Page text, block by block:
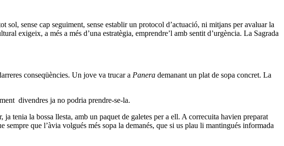
sol, sense cap seguiment, sense establir un protocol d’actuació, ni mitjans per avaluar la
exigeix, a més a més d’una estratègia, emprendre’l amb sentit d’urgència. La Sagrada
conseqüències. Un jove va trucar a Panera demanant un plat de sopa concret. La
divendres ja no podria prendre-se-la.
tenia la bossa llesta, amb un paquet de galetes per a ell. A correcuita havien preparat
que l’àvia volgués més sopa la demanés, que si us plau li mantingués informada